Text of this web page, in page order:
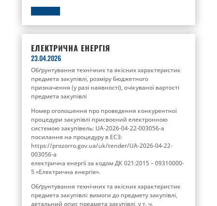
ЕЛЕКТРИЧНА ЕНЕРГІЯ
23.04.2026
Обґрунтування технічних та якісних характеристик
предмета закупівлі, розміру бюджетного
призначення (у разі наявності), очікуваної вартості
предмета закупівлі
Номер оголошення про проведення конкурентної
процедури закупівлі присвоєний електронною
системою закупівель: UA-2026-04-22-003056-a
посилання на процедуру в ЕСЗ:
https://prozorro.gov.ua/uk/tender/UA-2026-04-22-
003056-a
електрична енергії за кодом ДК 021:2015 – 09310000-
5 «Електрична енергія».
Обґрунтування технічних та якісних характеристик
предмета закупівлі: вимоги до предмету закупівлі,
детальний опис предмета закупівлі, у т. ч.